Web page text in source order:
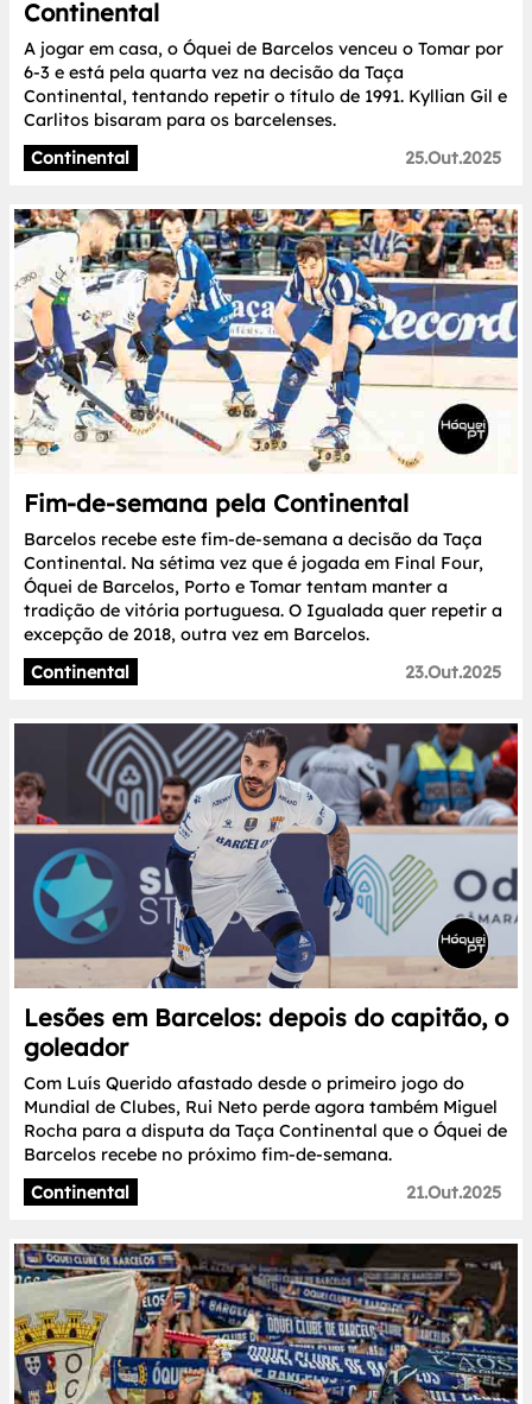
Continental
A jogar em casa, o Óquei de Barcelos venceu o Tomar por
6-3 e está pela quarta vez na decisão da Taça
Continental, tentando repetir o título de 1991. Kyllian Gil e
Carlitos bisaram para os barcelenses.
Continental
25.Out.2025
Fim-de-semana pela Continental
Barcelos recebe este fim-de-semana a decisão da Taça
Continental. Na sétima vez que é jogada em Final Four,
Óquei de Barcelos, Porto e Tomar tentam manter a
tradição de vitória portuguesa. O Igualada quer repetir a
excepção de 2018, outra vez em Barcelos.
Continental
23.Out.2025
Lesões em Barcelos: depois do capitão, o
goleador
Com Luís Querido afastado desde o primeiro jogo do
Mundial de Clubes, Rui Neto perde agora também Miguel
Rocha para a disputa da Taça Continental que o Óquei de
Barcelos recebe no próximo fim-de-semana.
Continental
21.Out.2025